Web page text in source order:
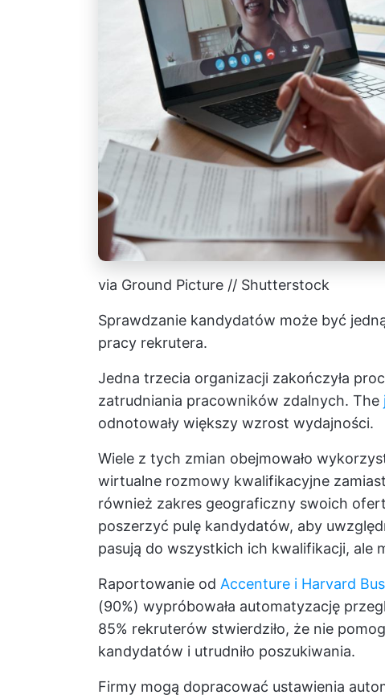
via Ground Picture // Shutterstock
Sprawdzanie kandydatów może być
pracy rekrutera.
Jedna trzecia organizacji zakończyła
zatrudniania pracowników zdalnych. The
odnotowały większy wzrost wydajności.
Wiele z tych zmian obejmowało
wirtualne rozmowy kwalifikacyjne
również zakres geograficzny swoich
poszerzyć pulę kandydatów, aby
pasują do wszystkich ich kwalifikacji, ale
Raportowanie od Accenture i Harvard
(90%) wypróbowała automatyzację
85% rekruterów stwierdziło, że nie
kandydatów i utrudniło poszukiwania.
Firmy mogą dopracować ustawienia